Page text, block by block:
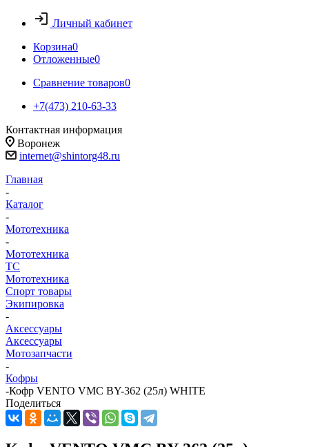
Личный кабинет
Корзина0
Отложенные0
Сравнение товаров0
+7(473) 210-63-33
Контактная информация
Воронеж
internet@shintorg48.ru
Главная
-
Каталог
-
Мототехника
-
Мототехника
ТС
Мототехника
Спорт товары
Экипировка
-
Аксессуары
Аксессуары
Мотозапчасти
-
Кофры
-Кофр VENTO VMC BY-362 (25л) WHITE
Поделиться